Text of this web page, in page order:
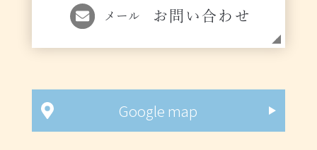
メール お問い合わせ
Google map